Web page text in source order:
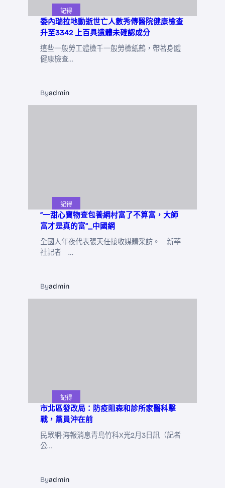
記得
委內瑞拉地動逝世亡人數秀傳醫院健康檢查
升至3342 上百具遺體未確認成分
這些一般勞工體檢千一般勞檢紙鶴，帶著身體
健康檢查…
Byadmin
記得
“一甜心寶物查包養網村富了不算富，大師
富才是真的富”_中國網
全國人年夜代表張天任接收媒體采訪。 新華
社記者 …
Byadmin
記得
市北區發改局：防疫阻森和診所家醫科擊
戰，黨員沖在前
民眾網·海報消息青島竹科X光2月3日訊（記者
公…
Byadmin